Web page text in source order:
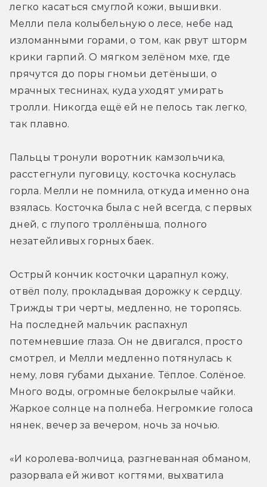
легко касаться смуглой кожи, вышивки.
Мелли пела колыбельную о лесе, небе над
изломанными горами, о том, как рвут шторм
крики гарпий. О мягком зелёном мхе, где
прячутся до поры гномьи детёныши, о
мрачных теснинах, куда уходят умирать
тролли. Никогда ещё ей не пелось так легко,
так плавно.
Пальцы тронули воротник камзольчика,
расстегнули пуговицу, косточка коснулась
горла. Мелли не помнила, откуда именно она
взялась. Косточка была с ней всегда, с первых
дней, с глупого троллёныша, полного
незатейливых горных баек.
Острый кончик косточки царапнул кожу,
отвёл полу, прокладывая дорожку к сердцу.
Трижды три черты, медленно, не торопясь.
На последней мальчик распахнул
потемневшие глаза. Он не двигался, просто
смотрел, и Мелли медленно потянулась к
нему, ловя губами дыхание. Тёплое. Солёное.
Много воды, огромные белокрылые чайки.
Жаркое солнце на полнеба. Негромкие голоса
нянек, вечер за вечером, ночь за ночью.
«И королева-волчица, разгневанная обманом,
разорвала ей живот когтями, выхватила